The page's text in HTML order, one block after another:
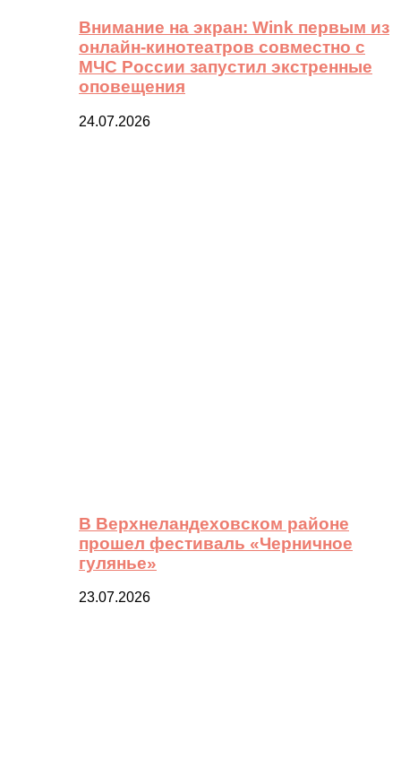
Внимание на экран: Wink первым из
онлайн-кинотеатров совместно с
МЧС России запустил экстренные
оповещения
24.07.2026
В Верхнеландеховском районе
прошел фестиваль «Черничное
гулянье»
23.07.2026